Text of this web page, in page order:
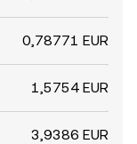
0,78771 EUR
1,5754 EUR
3,9386 EUR